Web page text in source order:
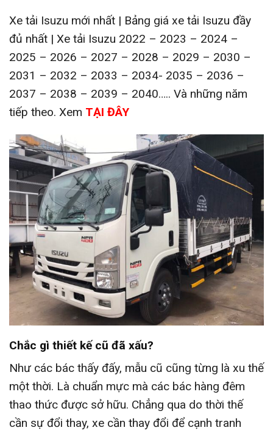
Xe tải Isuzu mới nhất | Bảng giá xe tải Isuzu đầy
đủ nhất | Xe tải Isuzu 2022 – 2023 – 2024 –
2025 – 2026 – 2027 – 2028 – 2029 – 2030 –
2031 – 2032 – 2033 – 2034- 2035 – 2036 –
2037 – 2038 – 2039 – 2040….. Và những năm
tiếp theo. Xem TẠI ĐÂY
Chắc gì thiết kế cũ đã xấu?
Như các bác thấy đấy, mẫu cũ cũng từng là xu thế
một thời. Là chuẩn mực mà các bác hàng đêm
thao thức được sở hữu. Chẳng qua do thời thế
cần sự đổi thay, xe cần thay đổi để cạnh tranh